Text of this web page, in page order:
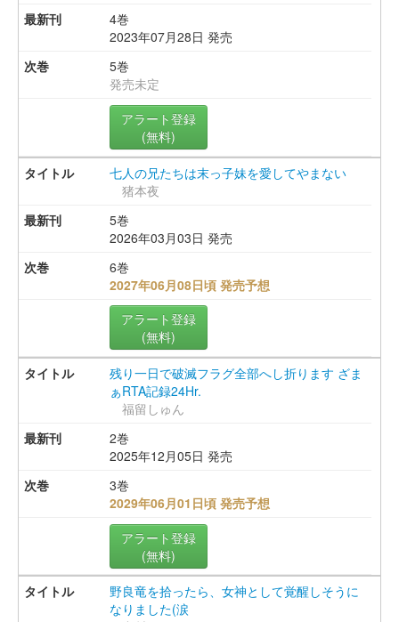
4巻
2023年07月28日 発売
5巻
発売未定
アラート登録
(無料)
七人の兄たちは末っ子妹を愛してやまない
猪本夜
5巻
2026年03月03日 発売
6巻
2027年06月08日頃 発売予想
アラート登録
(無料)
残り一日で破滅フラグ全部へし折ります ざま
ぁRTA記録24Hr.
福留しゅん
2巻
2025年12月05日 発売
3巻
2029年06月01日頃 発売予想
アラート登録
(無料)
野良竜を拾ったら、女神として覚醒しそうに
なりました(涙